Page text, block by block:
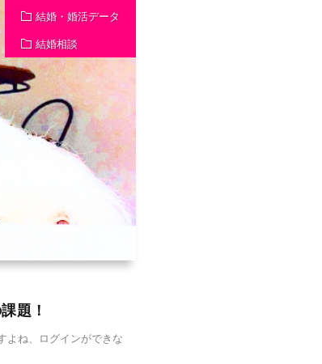
結婚・婚活データ
結婚相談
題！
ね、ログインができな